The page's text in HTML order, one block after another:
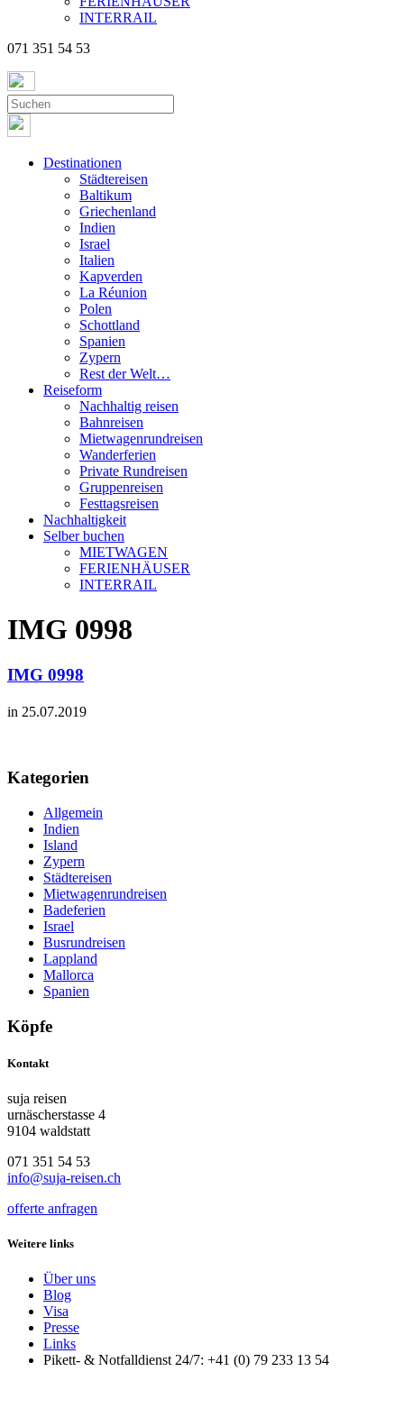
INTERRAIL
071 351 54 53
Destinationen
Städtereisen
Baltikum
Griechenland
Indien
Israel
Italien
Kapverden
La Réunion
Polen
Schottland
Spanien
Zypern
Rest der Welt…
Reiseform
Nachhaltig reisen
Bahnreisen
Mietwagenrundreisen
Wanderferien
Private Rundreisen
Gruppenreisen
Festtagsreisen
Nachhaltigkeit
Selber buchen
MIETWAGEN
FERIENHÄUSER
INTERRAIL
IMG 0998
IMG 0998
in 25.07.2019
Kategorien
Allgemein
Indien
Island
Zypern
Städtereisen
Mietwagenrundreisen
Badeferien
Israel
Busrundreisen
Lappland
Mallorca
Spanien
Köpfe
Kontakt
suja reisen
urnäscherstasse 4
9104 waldstatt
071 351 54 53
info@suja-reisen.ch
offerte anfragen
Weitere links
Über uns
Blog
Visa
Presse
Links
Pikett- & Notfalldienst 24/7: +41 (0) 79 233 13 54